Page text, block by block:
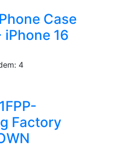
Phone Case
iPhone 16
4
PP-
Factory